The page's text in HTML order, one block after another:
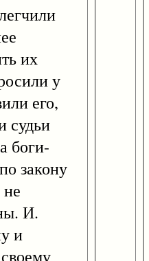
их
у
его,
судьи
боги-
закону
И.
и